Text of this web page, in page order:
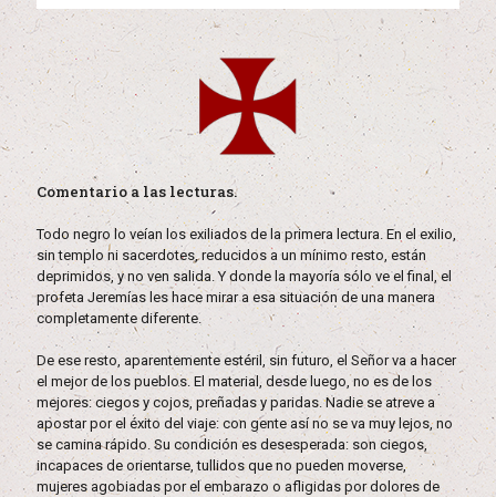
Comentario a las lecturas.
Todo negro lo veían los exiliados de la primera lectura. En el exilio,
sin templo ni sacerdotes, reducidos a un mínimo resto, están
deprimidos, y no ven salida. Y donde la mayoría sólo ve el final, el
profeta Jeremías les hace mirar a esa situación de una manera
completamente diferente.
De ese resto, aparentemente estéril, sin futuro, el Señor va a hacer
el mejor de los pueblos. El material, desde luego, no es de los
mejores: ciegos y cojos, preñadas y paridas. Nadie se atreve a
apostar por el éxito del viaje: con gente así no se va muy lejos, no
se camina rápido. Su condición es desesperada: son ciegos,
incapaces de orientarse, tullidos que no pueden moverse,
mujeres agobiadas por el embarazo o afligidas por dolores de